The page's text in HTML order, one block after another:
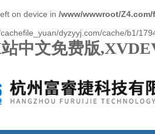
on device in /www/wwwroot/
dyzyyj.com/cache/b1/
中文免费版